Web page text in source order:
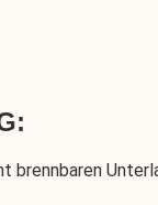
brennbaren